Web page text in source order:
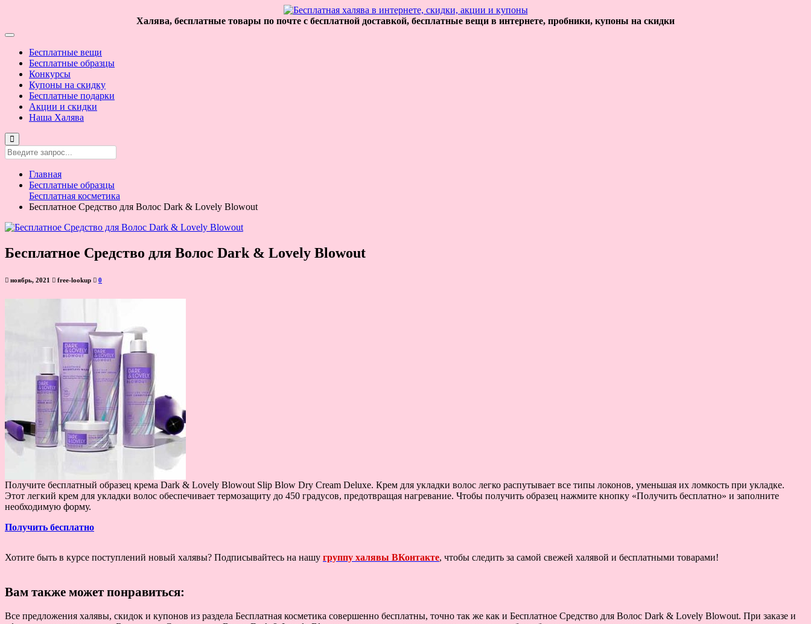
Халява, бесплатные товары по почте с бесплатной доставкой, бесплатные вещи в интернете, пробники, купоны на скидки
Бесплатные вещи
Бесплатные образцы
Конкурсы
Купоны на скидку
Бесплатные подарки
Акции и скидки
Наша Халява
Главная
Бесплатные образцы
Бесплатная косметика
Бесплатное Средство для Волос Dark & Lovely Blowout
Бесплатное Средство для Волос Dark & Lovely Blowout
ноябрь, 2021 free-lookup 0
Получите бесплатный образец крема Dark & ​​Lovely Blowout Slip Blow Dry Cream Deluxe. Крем для укладки волос легко распутывает все типы локонов, уменьшая их ломкость при укладке.
Этот легкий крем для укладки волос обеспечивает термозащиту до 450 градусов, предотвращая нагревание. Чтобы получить образец нажмите кнопку «Получить бесплатно» и заполните
необходимую форму.
Получить бесплатно
Хотите быть в курсе поступлений новый халявы? Подписывайтесь на нашу группу халявы ВКонтакте, чтобы следить за самой свежей халявой и бесплатными товарами!
Вам также может понравиться:
Все предложения халявы, скидок и купонов из раздела Бесплатная косметика совершенно бесплатны, точно так же как и Бесплатное Средство для Волос Dark & Lovely Blowout. При заказе и